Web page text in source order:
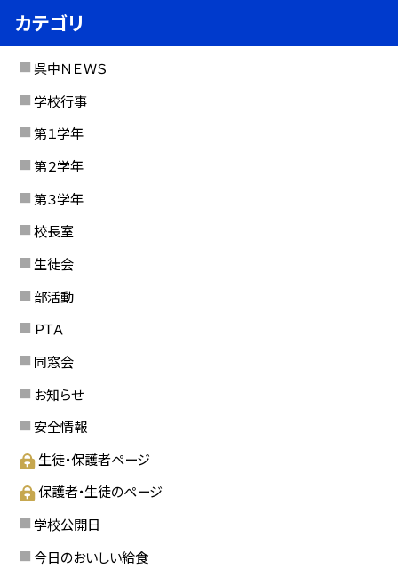
カテゴリ
呉中ＮＥＷＳ
学校行事
第１学年
第２学年
第３学年
校長室
生徒会
部活動
ＰＴＡ
同窓会
お知らせ
安全情報
生徒・保護者ページ
保護者・生徒のページ
学校公開日
今日のおいしい給食